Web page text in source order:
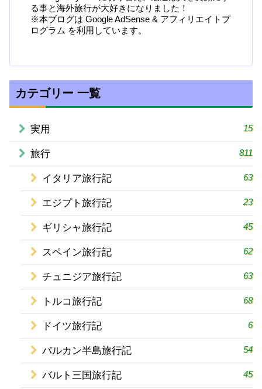
る事と海外旅行が大好きになりました！
※本ブログは Google AdSense & アフィリエイトプ
ログラム を利用しています。
カテゴリー 一覧
実用 15
旅行 811
イタリア旅行記 63
エジプト旅行記 23
ギリシャ旅行記 45
スペイン旅行記 62
チュニジア旅行記 63
トルコ旅行記 68
ドイツ旅行記 6
バルカン半島旅行記 54
バルト三国旅行記 45